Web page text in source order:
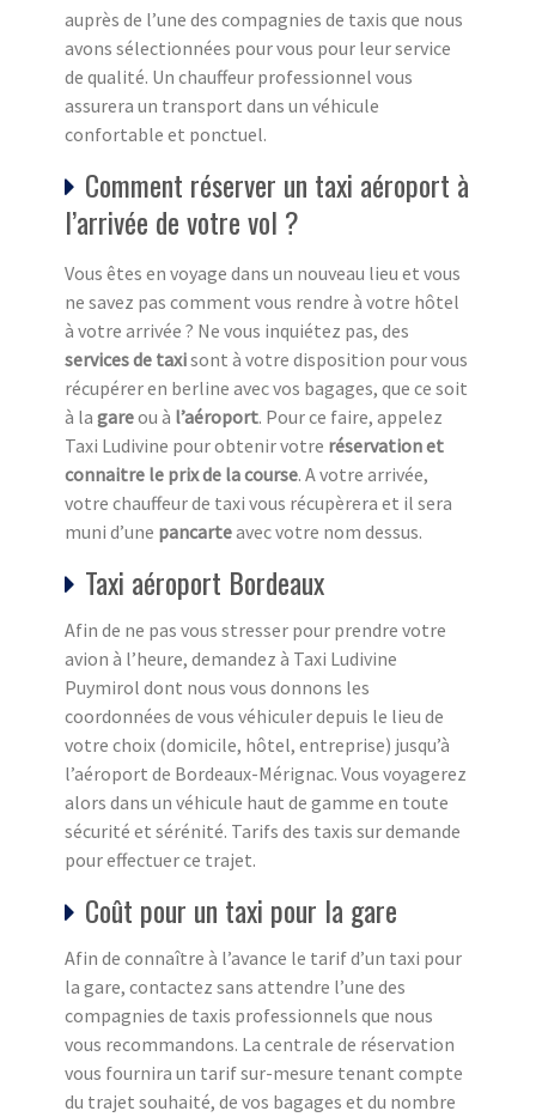
auprès de l’une des compagnies de taxis que nous
avons sélectionnées pour vous pour leur service
de qualité. Un chauffeur professionnel vous
assurera un transport dans un véhicule
confortable et ponctuel.
Comment réserver un taxi aéroport à
l’arrivée de votre vol ?
Vous êtes en voyage dans un nouveau lieu et vous
ne savez pas comment vous rendre à votre hôtel
à votre arrivée ? Ne vous inquiétez pas, des
services de taxisont à votre disposition pour vous
récupérer en berline avec vos bagages, que ce soit
à la gareou à l’aéroport. Pour ce faire, appelez
Taxi Ludivine pour obtenir votre réservation et
connaitre le prix de la course. A votre arrivée,
votre chauffeur de taxi vous récupèrera et il sera
muni d’une pancarteavec votre nom dessus.
Taxi aéroport Bordeaux
Afin de ne pas vous stresser pour prendre votre
avion à l’heure, demandez à Taxi Ludivine
Puymirol dont nous vous donnons les
coordonnées de vous véhiculer depuis le lieu de
votre choix (domicile, hôtel, entreprise) jusqu’à
l’aéroport de Bordeaux-Mérignac. Vous voyagerez
alors dans un véhicule haut de gamme en toute
sécurité et sérénité. Tarifs des taxis sur demande
pour effectuer ce trajet.
Coût pour un taxi pour la gare
Afin de connaître à l’avance le tarif d’un taxi pour
la gare, contactez sans attendre l’une des
compagnies de taxis professionnels que nous
vous recommandons. La centrale de réservation
vous fournira un tarif sur-mesure tenant compte
du trajet souhaité, de vos bagages et du nombre